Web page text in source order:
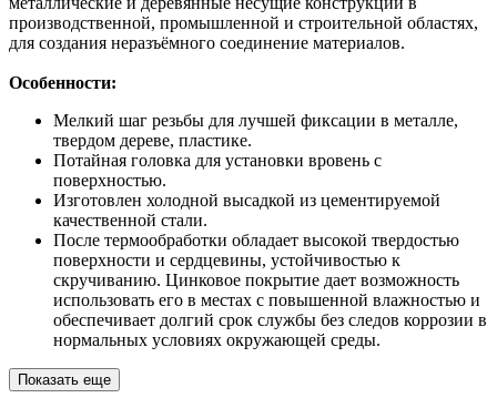
производственной, промышленной и строительной областях,
для создания неразъёмного соединение материалов.
Особенности:
Мелкий шаг резьбы для лучшей фиксации в металле,
твердом дереве, пластике.
Потайная головка для установки вровень с
поверхностью.
Изготовлен холодной высадкой из цементируемой
качественной стали.
После термообработки обладает высокой твердостью
поверхности и сердцевины, устойчивостью к
скручиванию. Цинковое покрытие дает возможность
использовать его в местах с повышенной влажностью и
обеспечивает долгий срок службы без следов коррозии в
нормальных условиях окружающей среды.
Показать еще